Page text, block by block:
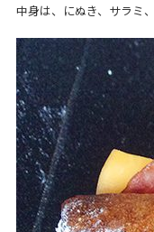
中身は、にぬき、サラミ